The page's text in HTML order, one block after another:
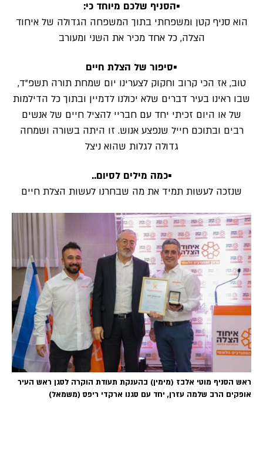
▪️הסניף שלכם מיוחד כי:
הוא סניף קטן ומשפחתי בתוך המשפחה הגדולה של איחוד
הצלה, כל אחד מכיר את השני ומעורב
▪️סיפור של הצלת חיים
טוב, אז הכי קרוב וחקוק לצערינו יום שמחת תורה תשפ”ד,
שבו ראינו בעיר דברים שלא יכולנו לדמיין ובתוך כל הדילמות
של או היום זכיתי יחד עם חבריי להציל חיים של אנשים
רבים ובתוכם חייל שנפצע אנוש. זו היתה בשורה ושמחה
גדולה לגלות שהוא ניצל
▪️כמה מילים לסיום..
שנזכה לעשות תמיד את מה שבחרנו לעשות הצלת חיים
ראש הסניף מוטי אלבז (מימין) בהענקת תעודת הוקרה לסגן ראש העיר
אופקים הרב שלמה עזרן, יחד עם סגנו ארקדי ריפס (משמאל)